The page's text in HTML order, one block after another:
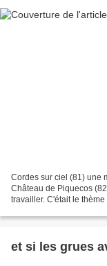
Cordes sur ciel (81) une
Château de Piquecos
travailler. C'était le
et si les grues